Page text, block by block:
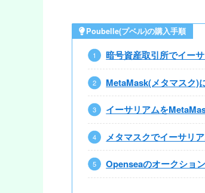
Poubelle(プベル)の購入手順
暗号資産取引所でイー
MetaMask(メタマスク)
イーサリアムを
メタマスクでイーサリ
Openseaのオークショ